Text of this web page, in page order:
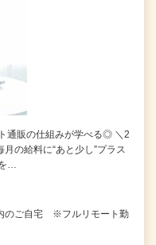
通販の仕組みが学べる◎ ＼2
の給料に“あと少し”プラス
…
のご自宅 ※フルリモート勤